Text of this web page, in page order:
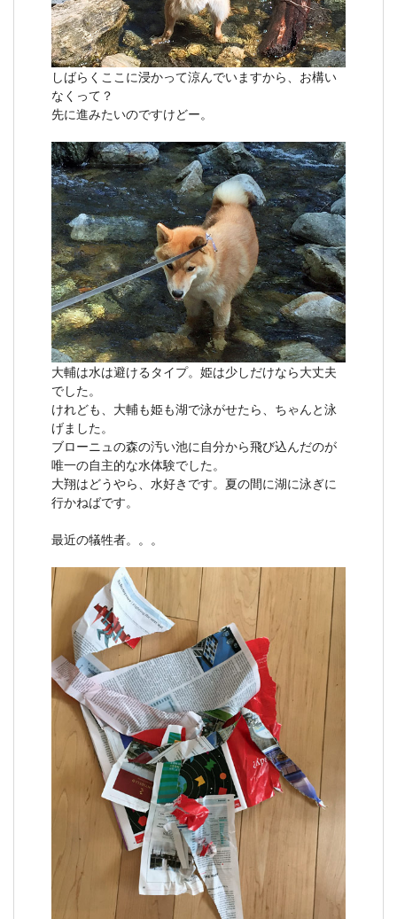
しばらくここに浸かって涼んでいますから、お構い
なくって？
先に進みたいのですけどー。
大輔は水は避けるタイプ。姫は少しだけなら大丈夫
でした。
けれども、大輔も姫も湖で泳がせたら、ちゃんと泳
げました。
ブローニュの森の汚い池に自分から飛び込んだのが
唯一の自主的な水体験でした。
大翔はどうやら、水好きです。夏の間に湖に泳ぎに
行かねばです。
最近の犠牲者。。。